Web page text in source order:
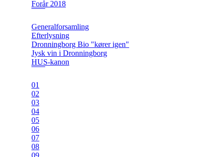
Forår 2018
Generalforsamling
Efterlysning
Dronningborg Bio "kører igen"
Jysk vin i Dronningborg
HUS-kanon
01
02
03
04
05
06
07
08
09